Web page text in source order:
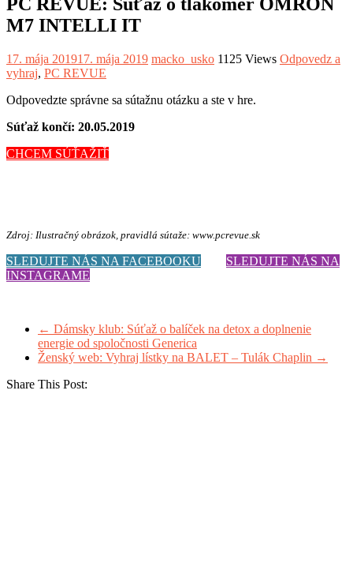
PC REVUE: Súťaž o tlakomer OMRON
M7 INTELLI IT
17. mája 201917. mája 2019 macko_usko 1125 Views Odpovedz a
vyhraj, PC REVUE
Odpovedzte správne sa sútažnu otázku a ste v hre.
Súťaž končí: 20.05.2019
CHCEM SÚŤAŽIŤ
Zdroj: Ilustračný obrázok, pravidlá sútaže: www.pcrevue.sk
SLEDUJTE NÁS NA FACEBOOKU
SLEDUJTE NÁS NA
INSTAGRAME
← Dámsky klub: Súťaž o balíček na detox a doplnenie
energie od spoločnosti Generica
Ženský web: Vyhraj lístky na BALET – Tulák Chaplin →
Share This Post: